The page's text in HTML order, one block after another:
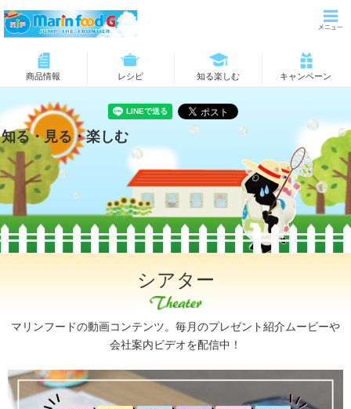
商品情報 レシピ 知る楽しむ キャンペーン
知る・見る・楽しむ
シアター
マリンフードの動画コンテンツ。毎月のプレゼント紹介ムービーや
会社案内ビデオを配信中！